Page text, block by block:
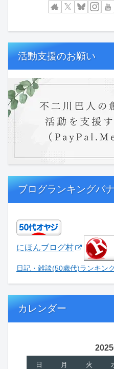
活動支援のお願い
ブログランキングバ
にほんブログ村
日記・雑談(50歳代)ランキン
カレンダー
日 月 火